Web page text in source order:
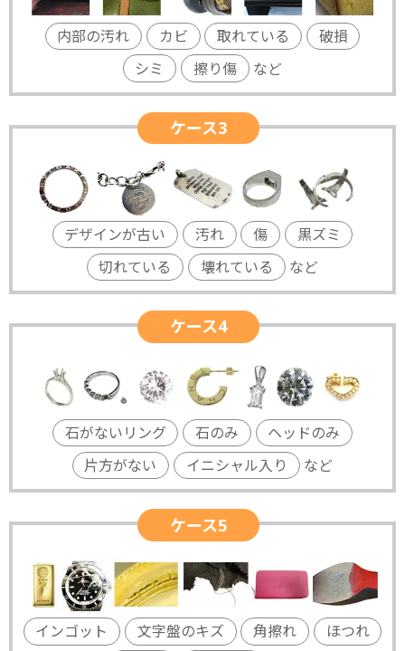
内部の汚れ カビ 取れている
破損
シミ
擦り傷 など
ケース3
デザインが古い 汚れ 傷
黒ズミ
切れている
壊れている など
ケース4
石がないリング 石のみ
ヘッドのみ
片方がない
イニシャル入り など
ケース5
インゴット 文字盤のキズ 角擦れ
ほつれ